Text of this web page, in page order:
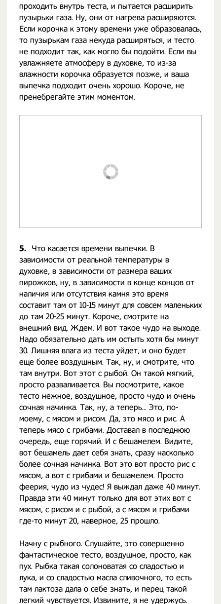
проходить внутрь теста, и пытается расширить
пузырьки газа. Ну, они от нагрева расширяются.
Если корочка к этому времени уже образовалась,
то пузырькам газа некуда расширяться, и тесто
не подходит так, как могло бы подойти. Если вы
увлажняете атмосферу в духовке, то из-за
влажности корочка образуется позже, и ваша
выпечка подходит очень хорошо. Короче, не
пренебрегайте этим моментом.
5.
Что касается времени выпечки. В
зависимости от реальной температуры в
духовке, в зависимости от размера ваших
пирожков, ну, в зависимости в конце концов от
наличия или отсутствия камня это время
составит там от 10-15 минут для совсем маленьких
до там 20-25 минут. Короче, смотрите на
внешний вид. Ждем. И вот такое чудо на выходе.
Надо обязательно дать им остыть хотя бы минут
30. Лишняя влага из теста уйдет, и оно будет
еще более воздушным. Так, ну, и смотрите, что
там внутри. Вот этот с рыбой. Он такой мягкий,
просто разваливается. Вы посмотрите, какое
тесто нежное, воздушное, просто чудо и очень
сочная начинка. Так, ну, а теперь... Это, по-
моему, с мясом и рисом. Да, это мясо и рис. А
теперь мясо с грибами. Доставал в последнюю
очередь, еще горячий. И с бешамелем. Видите,
вот бешамель дает себя знать, сразу насколько
более сочная начинка. Вот это вот просто рис с
мясом, а вот с грибами и бешамелем. Просто
феерия, чудо из чудес! Я выждал даже 40 минут.
Правда эти 40 минут только для вот этих вот с
мясом, с рисом и с рыбой, а с мясом и грибами
где-то минут 20, наверное, 25 прошло.
Начну с рыбного. Слушайте, это совершенно
фантастическое тесто, воздушное, просто, как
пух. Рыбка такая солоноватая со сладостью и
лука, и со сладостью масла сливочного, то есть
там лактоза дала о себе знать, и перец такой
легкий чувствуется. Извините, я не удержусь.